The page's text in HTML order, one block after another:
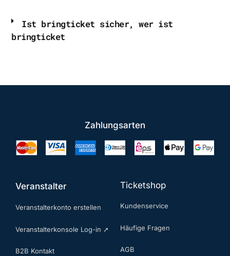
Ist bringticket sicher, wer ist
bringticket
Zahlungsarten
Veranstalter
Veranstalterkonto erstellen
Veranstalterkonsole Log-in ➚
B2B Kontakt
Ticketshop
Kundenservice
Häufige Fragen
AGB